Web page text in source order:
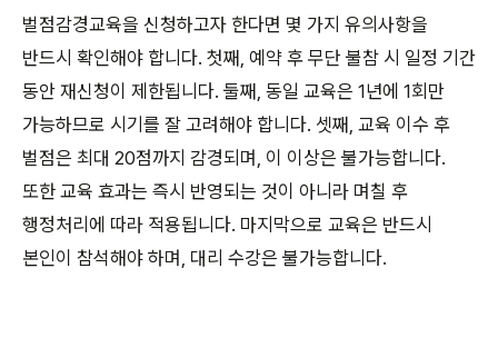
벌점감경교육을 신청하고자 한다면 몇 가지 유의사항을
반드시 확인해야 합니다. 첫째, 예약 후 무단 불참 시 일정 기간
동안 재신청이 제한됩니다. 둘째, 동일 교육은 1년에 1회만
가능하므로 시기를 잘 고려해야 합니다. 셋째, 교육 이수 후
벌점은 최대 20점까지 감경되며, 이 이상은 불가능합니다.
또한 교육 효과는 즉시 반영되는 것이 아니라 며칠 후
행정처리에 따라 적용됩니다. 마지막으로 교육은 반드시
본인이 참석해야 하며, 대리 수강은 불가능합니다.